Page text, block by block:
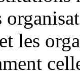
les